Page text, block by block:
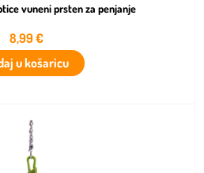
vuneni prsten za penjanje
8,99€
u košaricu